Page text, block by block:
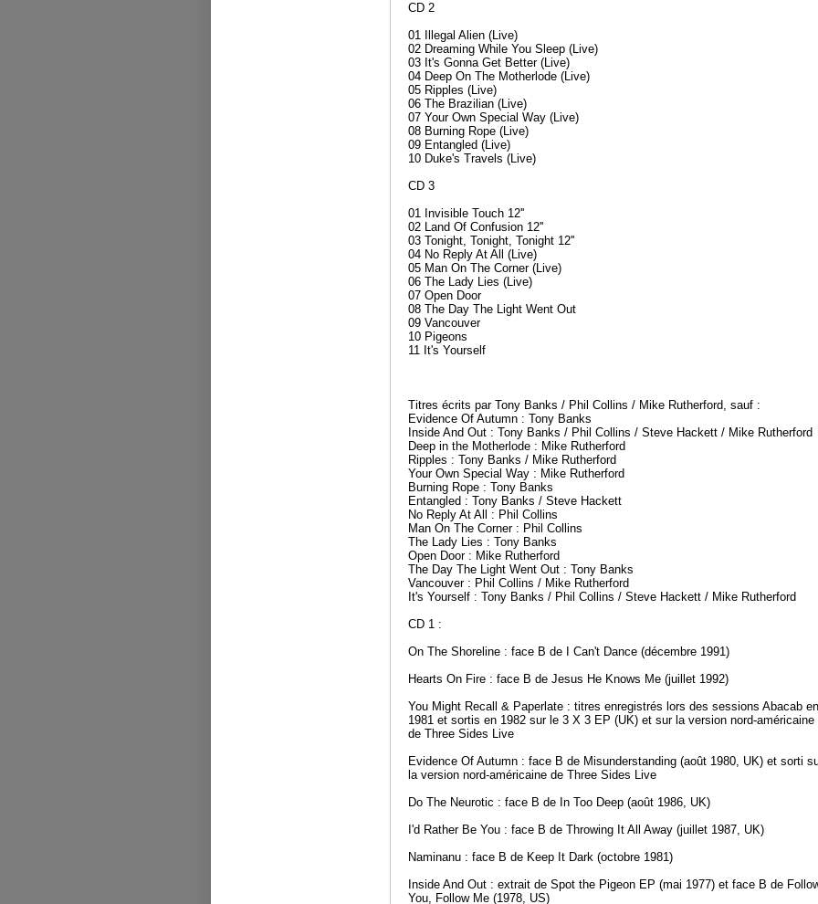
CD 2
01 Illegal Alien (Live)
02 Dreaming While You Sleep (Live)
03 It's Gonna Get Better (Live)
04 Deep On The Motherlode (Live)
05 Ripples (Live)
06 The Brazilian (Live)
07 Your Own Special Way (Live)
08 Burning Rope (Live)
09 Entangled (Live)
10 Duke's Travels (Live)
CD 3
01 Invisible Touch 12''
02 Land Of Confusion 12''
03 Tonight, Tonight, Tonight 12''
04 No Reply At All (Live)
05 Man On The Corner (Live)
06 The Lady Lies (Live)
07 Open Door
08 The Day The Light Went Out
09 Vancouver
10 Pigeons
11 It's Yourself
Titres écrits par Tony Banks / Phil Collins / Mike Rutherford, sauf :
Evidence Of Autumn : Tony Banks
Inside And Out : Tony Banks / Phil Collins / Steve Hackett / Mike Rutherford
Deep in the Motherlode : Mike Rutherford
Ripples : Tony Banks / Mike Rutherford
Your Own Special Way : Mike Rutherford
Burning Rope : Tony Banks
Entangled : Tony Banks / Steve Hackett
No Reply At All : Phil Collins
Man On The Corner : Phil Collins
The Lady Lies : Tony Banks
Open Door : Mike Rutherford
The Day The Light Went Out : Tony Banks
Vancouver : Phil Collins / Mike Rutherford
It's Yourself : Tony Banks / Phil Collins / Steve Hackett / Mike Rutherford
CD 1 :
On The Shoreline : face B de I Can't Dance (décembre 1991)
Hearts On Fire : face B de Jesus He Knows Me (juillet 1992)
You Might Recall & Paperlate : titres enregistrés lors des sessions Abacab en
1981 et sortis en 1982 sur le 3 X 3 EP (UK) et sur la version nord-américaine
de Three Sides Live
Evidence Of Autumn : face B de Misunderstanding (août 1980, UK) et sorti
la version nord-américaine de Three Sides Live
Do The Neurotic : face B de In Too Deep (août 1986, UK)
I'd Rather Be You : face B de Throwing It All Away (juillet 1987, UK)
Naminanu : face B de Keep It Dark (octobre 1981)
Inside And Out : extrait de Spot the Pigeon EP (mai 1977) et face B de
You, Follow Me (1978, US)